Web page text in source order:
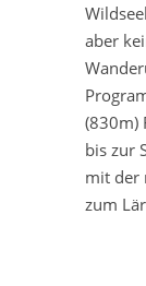
aber
(830m)
bis zur
mit der
zum